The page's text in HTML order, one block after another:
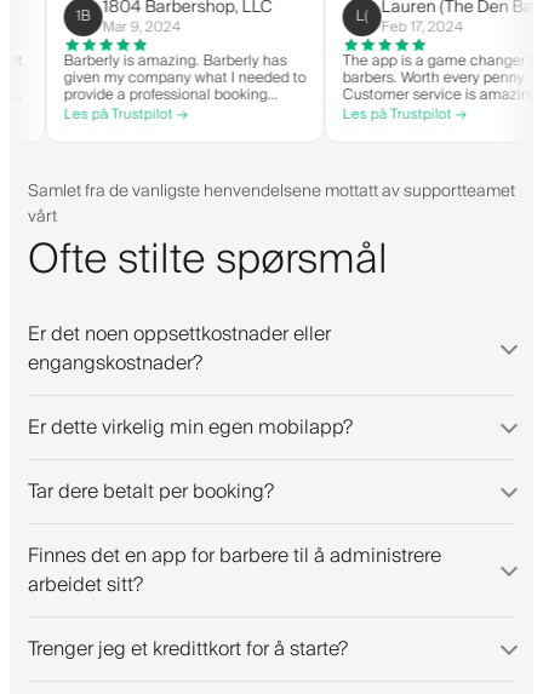
it
1B 1804 Barbershop, LLC
Mar 9, 2024
Barberly is amazing. Barberly has
given my company what I needed to
provide a professional booking
experience for my clients. Their
team has been exceptional,
Les på Trustpilot →
L( Lauren (The Den
Feb 17, 2024
The app is a game
barbers. Worth every
Customer service is
helps with everything or
they need. Definitely
Les på Trustpilot →
Samlet fra de vanligste henvendelsene mottatt av supportteamet
vårt
Ofte stilte spørsmål
Er det noen oppsettkostnader eller
engangskostnader?
Er dette virkelig min egen mobilapp?
Tar dere betalt per booking?
Finnes det en app for barbere til å administrere
arbeidet sitt?
Trenger jeg et kredittkort for å starte?